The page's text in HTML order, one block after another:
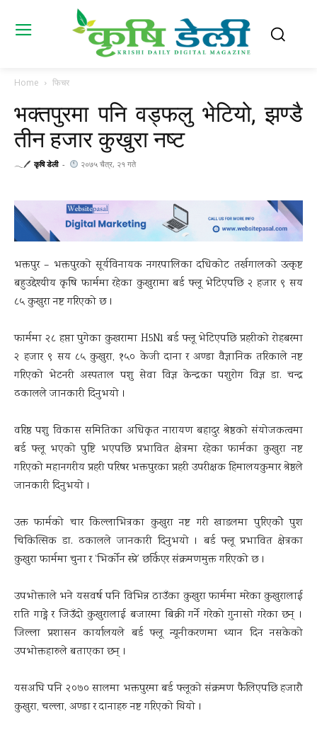
Home फिचर
भक्तपुरमा पनि वड्फलु भेटियो, झण्डै
तीन हजार कुखुरा नष्ट
𓂃🖊 कृषि डेली - २०७५ चैत्र, २१ गते
भक्तपुर – भक्तपुरको सूर्यविनायक नगरपालिका दधिकोट तर्खगालको उत्कृष्ट
बहुउद्देश्यीय कृषि फार्ममा रहेका कुखुरामा बर्ड फ्लू भेटिएपछि २ हजार ९ सय
८५ कुखुरा नष्ट गरिएको छ ।
फार्ममा २८ हप्ता पुगेका कुखरामा H5N1 बर्ड फ्लू भेटिएपछि प्रहरीको रोहबरमा
२ हजार ९ सय ८५ कुखुरा, १५० केजी दाना र अण्डा वैज्ञानिक तरिकाले नष्ट
गरिएको भेटनरी अस्पताल पशु सेवा विज्ञ केन्द्रका पशुरोग विज्ञ डा. चन्द्र
ढकालले जानकारी दिनुभयो ।
वरिष्ठ पशु विकास समितिका अधिकृत नारायण बहादुर श्रेष्ठको संयोजकत्वमा
बर्ड फ्लू भएको पुष्टि भएपछि प्रभावित क्षेत्रमा रहेका फार्मका कुखुरा नष्ट
गरिएको महानगरीय प्रहरी परिषर भक्तपुरका प्रहरी उपरीक्षक हिमालयकुमार श्रेष्ठले
जानकारी दिनुभयो ।
उक्त फार्मको चार किल्लाभित्रका कुखुरा नष्ट गरी खाडलमा पुरिएकोे पुश
चिकित्सिक डा. ढकालले जानकारी दिनुभयो । बर्ड फ्लू प्रभावित क्षेत्रका
कुखुरा फार्ममा चुना र ‘भिर्काेन स्प्रे’ छर्किएर संक्रमणमुक्त गरिएको छ ।
उपभोक्ताले भने यसवर्ष पनि विभिन्न ठाउँका कुखुरा फार्ममा मरेका कुखुरालाई
राति गाड्ने र जिउँदो कुखुरालाई बजारमा बिक्री गर्ने गरेको गुनासो गरेका छन् ।
जिल्ला प्रशासन कार्यालयले बर्ड फ्लू न्यूनीकरणमा ध्यान दिन नसकेको
उपभोक्तहारुले बताएका छन् ।
यसअघि पनि २०७० सालमा भक्तपुरमा बर्ड फ्लूको संक्रमण फैलिएपछि हजारौ
कुखुरा, चल्ला, अण्डा र दानाहरु नष्ट गरिएको थियो ।